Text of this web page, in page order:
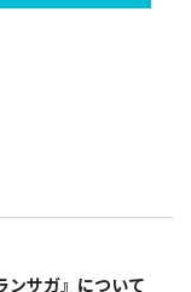
ンサガ』について